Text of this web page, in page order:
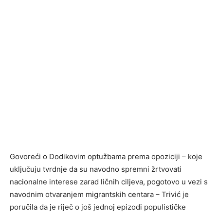
Govoreći o Dodikovim optužbama prema opoziciji – koje
uključuju tvrdnje da su navodno spremni žrtvovati
nacionalne interese zarad ličnih ciljeva, pogotovo u vezi s
navodnim otvaranjem migrantskih centara – Trivić je
poručila da je riječ o još jednoj epizodi populističke